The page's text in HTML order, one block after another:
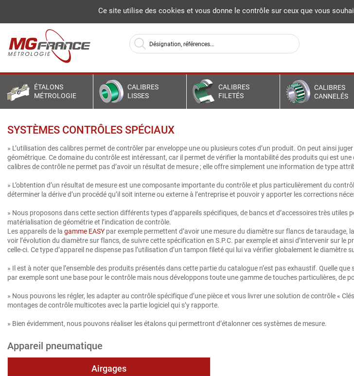
ÉTALONS
MÉTROLOGIE
CALIBRES
LISSES
CALIBRES
FILETÉS
CALIBRES
CANNELÉS
La société MG France Actualités
SYSTÈMES CONTRÔLES SPÉCIAUX
» L’utilisation des calibres permet de contrôler par enveloppe une ou plusieurs cotes d’un produit. On peut ainsi
géométrique. Ce domaine du contrôle est intéressant, car il permet de vérifier la montabilité des produits qui est
calibres de contrôle ne permet pas d’avoir un résultat de mesure ; elle offre simplement une information de type
» L’obtention d’un résultat de mesure est une composante importante du contrôle et plus particulièrement du
déterminer la dérive d’un procédé qu’il soit interne ou externe à l’entreprise et pouvoir y apporter les corrections
» Nous proposons dans cette section différents types d’appareils spécifiques, de bancs et d’accessoires très
matérialisation de géométrie et l’indication de contrôle.
Les appareils de la gamme EASY par exemple permettent d’avoir une mesure du diamètre sur flancs de
voir l’évolution du diamètre sur flancs, de suivre cette spécification en S.P.C. par exemple et ainsi d’intervenir sur
celle-ci. Ce type d’appareil ne dispense pas l’utilisation d’un tampon fileté qui lui va vérifier globalement le
» Il est à noter que l’ensemble des produits présentés dans cette partie du catalogue n’est pas exhaustif. Quelle
par exemple sont une base pour le contrôle mais nous développons toute une gamme de touches particulières, de
» Nous pouvons les régler, les adapter au contrôle spécifique d’une pièce et vous livrer une solution de contrôle «
montages de contrôle multicotes avec la partie logiciel qui s’y rapporte.
» Bien évidemment, nous pouvons réaliser les étalons qui permettront d’étalonner ces systèmes de mesure.
Appareil pneumatique
Airgages
Ce site utilise des cookies et vous donne le contrôle sur ceux que vous